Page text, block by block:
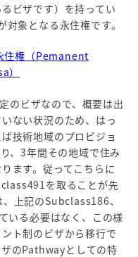
ビザです）を持ってい
象となる永住権です。
住権（Pemanent
）
のビザなので、概要は出
ない状況のため、はっ
技術地域のプロビジョ
、3年間その地域で住み
ます。従ってこちらに
を取ることが先
上記のSubclass186、
いる必要はなく、この様
ト制のビザから移行で
のPathwayとしての特